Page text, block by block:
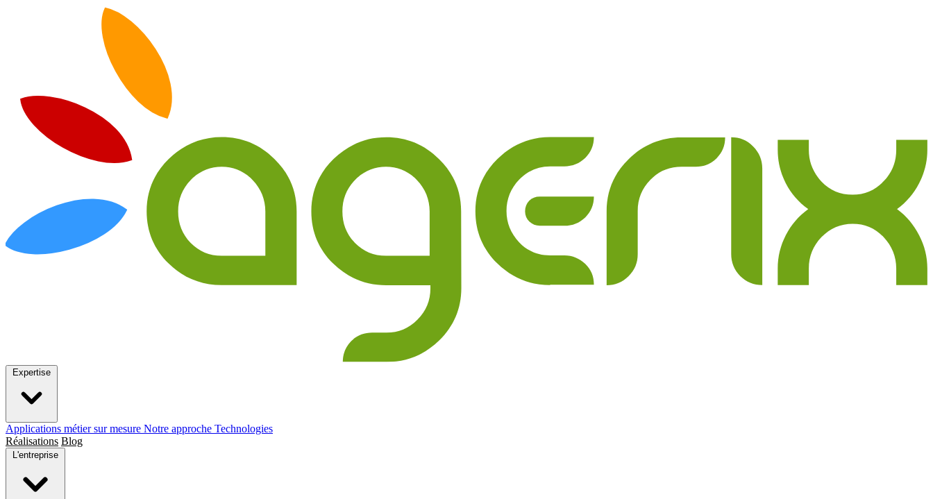
Applications métier sur mesure Notre approche Technologies
Réalisations Blog